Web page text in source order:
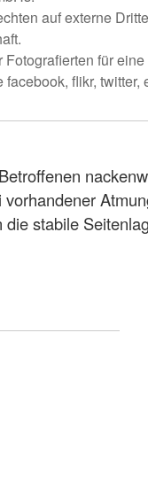
auf externe
für eine
flikr, twitter,
stabile